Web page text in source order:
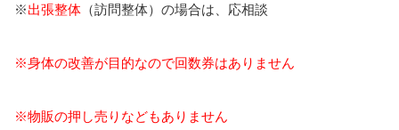
※出張整体 （訪問整体）の場合は、応相談
※身体の改善が目的なので回数券はありません
※物販の押し売りなどもありません